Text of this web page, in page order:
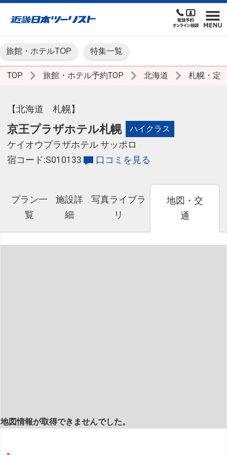
旅館・ホテルTOP 特集一覧
TOP 旅館・ホテル予約TOP 北海道 札幌・定
【北海道 札幌】
京王プラザホテル札幌 ハイクラス
ケイオウプラザホテル サッポロ
宿コード:S010133
口コミを見る
プラン一
覧
施設詳
細
写真ライブラ
リ
地図・交
通
地図情報が取得できませんでした。